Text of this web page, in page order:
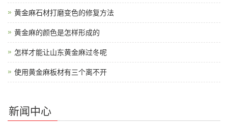
黄金麻石材打磨变色的修复方法
黄金麻的颜色是怎样形成的
怎样才能让山东黄金麻过冬呢
使用黄金麻板材有三个离不开
新闻中心